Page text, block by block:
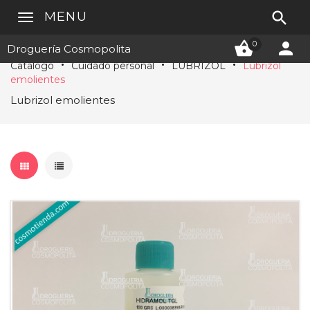
Droguería Cosmopolita 0 
MENU 
Catálogo Cuidado personal LUBRIZOL
Lubrizol
emolientes
Lubrizol emolientes